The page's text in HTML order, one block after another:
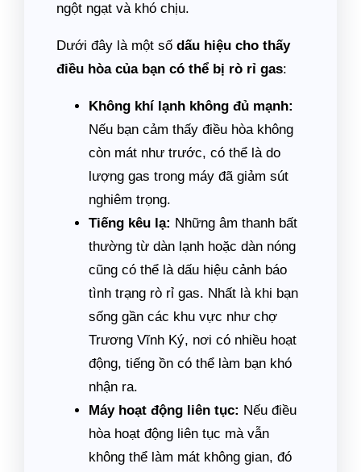
ngột ngạt và khó chịu.
Dưới đây là một số dấu hiệu cho thấy
điều hòa của bạn có thể bị rò rỉ gas:
Không khí lạnh không đủ mạnh:
Nếu bạn cảm thấy điều hòa không
còn mát như trước, có thể là do
lượng gas trong máy đã giảm sút
nghiêm trọng.
Tiếng kêu lạ: Những âm thanh bất
thường từ dàn lạnh hoặc dàn nóng
cũng có thể là dấu hiệu cảnh báo
tình trạng rò rỉ gas. Nhất là khi bạn
sống gần các khu vực như chợ
Trương Vĩnh Ký, nơi có nhiều hoạt
động, tiếng ồn có thể làm bạn khó
nhận ra.
Máy hoạt động liên tục: Nếu điều
hòa hoạt động liên tục mà vẫn
không thể làm mát không gian, đó